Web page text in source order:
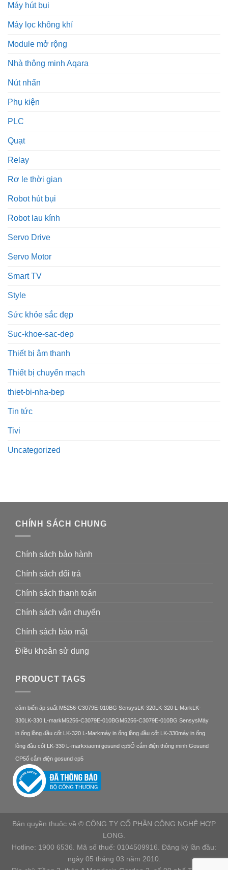
Máy hút bụi
Máy lọc không khí
Module mở rộng
Nhà thông minh Aqara
Nút nhấn
Phụ kiện
PLC
Quạt
Relay
Rơ le thời gian
Robot hút bụi
Robot lau kính
Servo Drive
Servo Motor
Smart TV
Style
Sức khỏe sắc đẹp
Suc-khoe-sac-dep
Thiết bị âm thanh
Thiết bị chuyển mạch
thiet-bi-nha-bep
Tin tức
Tivi
Uncategorized
CHÍNH SÁCH CHUNG
Chính sách bảo hành
Chính sách đổi trả
Chính sách thanh toán
Chính sách vận chuyển
Chính sách bảo mật
Điều khoản sử dung
PRODUCT TAGS
cảm biến áp suất M5256-C3079E-010BG SensysLK-320LK-320 L-MarkLK-
330LK-330 L-markM5256-C3079E-010BGM5256-C3079E-010BG SensysMáy
in ống lồng đầu cốt LK-320 L-Markmáy in ống lồng đầu cốt LK-330máy in ống
lồng đầu cốt LK-330 L-markxiaomi gosund cp5Ổ cắm điện thông minh Gosund
CP5ổ cắm điện gosund cp5
Bản quyền thuộc về © CÔNG TY CỔ PHẦN CÔNG NGHỆ HỢP
LONG.
Hotline: 1900 6536. Mã số thuế: 0104509916. Đăng ký lần đầu:
ngày 05 tháng 03 năm 2010.